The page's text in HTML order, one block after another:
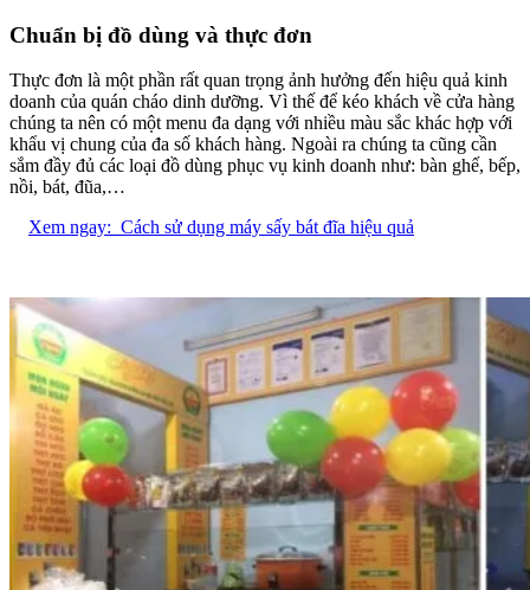
Chuẩn bị đồ dùng và thực đơn
Thực đơn là một phần rất quan trọng ảnh hưởng đến hiệu quả kinh
doanh của quán cháo dinh dưỡng. Vì thế để kéo khách về cửa hàng
chúng ta nên có một menu đa dạng với nhiều màu sắc khác hợp với
khẩu vị chung của đa số khách hàng. Ngoài ra chúng ta cũng cần
sắm đầy đủ các loại đồ dùng phục vụ kinh doanh như: bàn ghế, bếp,
nồi, bát, đũa,…
Xem ngay: Cách sử dụng máy sấy bát đĩa hiệu quả